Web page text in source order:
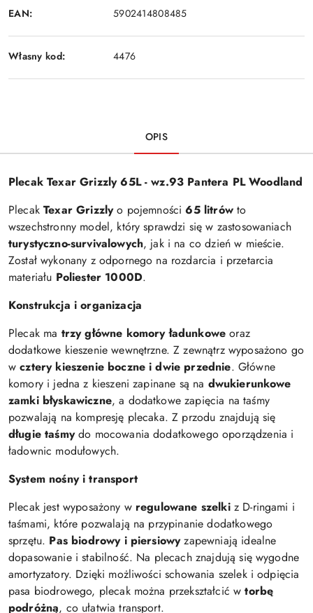
EAN: 5902414808485
Własny kod: 4476
OPIS
Plecak Texar Grizzly 65L - wz.93 Pantera PL Woodland
PlecakTexar Grizzlyo pojemności65 litrówto
wszechstronny model, który sprawdzi się w zastosowaniach
turystyczno-survivalowych, jak i na co dzień w mieście.
Został wykonany z odpornego na rozdarcia i przetarcia
materiału Poliester 1000D.
Konstrukcja i organizacja
Plecak ma trzy główne komory ładunkowe oraz
dodatkowe kieszenie wewnętrzne. Z zewnątrz wyposażono go
wcztery kieszenie boczne i dwie przednie. Główne
komory i jedna z kieszeni zapinane są na dwukierunkowe
zamki błyskawiczne, a dodatkowe zapięcia na taśmy
pozwalają na kompresję plecaka. Z przodu znajdują się
długie taśmydo mocowania dodatkowego oporządzenia i
ładownic modułowych.
System nośny i transport
Plecak jest wyposażony w regulowane szelkiz D-ringami i
taśmami, które pozwalają na przypinanie dodatkowego
sprzętu. Pas biodrowy i piersiowyzapewniają idealne
dopasowanie i stabilność. Na plecach znajdują się wygodne
amortyzatory. Dzięki możliwości schowania szelek i odpięcia
pasa biodrowego, plecak można przekształcić wtorbę
podróżną, co ułatwia transport.